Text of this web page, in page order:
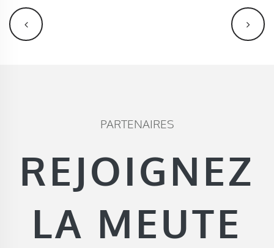
PARTENAIRES
REJOIGNEZ
LA MEUTE